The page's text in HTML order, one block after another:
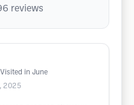
reviews
in June
2025